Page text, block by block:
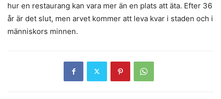
hur en restaurang kan vara mer än en plats att äta. Efter 36
år är det slut, men arvet kommer att leva kvar i staden och i
människors minnen.